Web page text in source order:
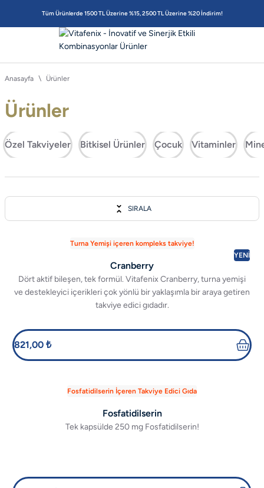
Tüm Ürünlerde 1500 TL Üzerine %15, 2500 TL Üzerine %20 İndirim!
Anasayfa Ürünler
Ürünler
Özel Takviyeler Bitkisel Ürünler Çocuk Vitaminler
SIRALA
YENİ
Turna Yemişi içeren kompleks takviye!
Cranberry
Dört aktif bileşen, tek formül. Vitafenix Cranberry, turna yemişi
ve destekleyici içerikleri çok yönlü bir yaklaşımla bir araya getiren
takviye edici gıdadır.
821,00 ₺
Fosfatidilserin İçeren Takviye Edici Gıda
Fosfatidilserin
Tek kapsülde 250 mg Fosfatidilserin!